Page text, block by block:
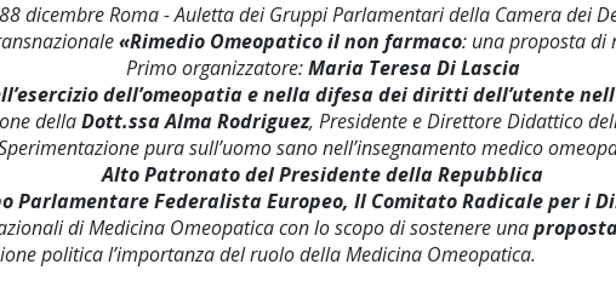
dicembre Roma - Auletta dei Gruppi Parlamentari della Camera dei
«Rimedio Omeopatico il non farmaco: una proposta di
Primo organizzatore:Maria Teresa Di Lascia
dell’omeopatia e nella difesa dei diritti dell’utente
dellaDott.ssa Alma Rodriguez, Presidente e Direttore Didattico
pura sull’uomo sano nell’insegnamento medico
Alto Patronato del Presidente della Repubblica
Parlamentare Federalista Europeo, Il Comitato Radicale per i
di Medicina Omeopatica con lo scopo di sostenere una
politica l’importanza del ruolo della Medicina Omeopatica.